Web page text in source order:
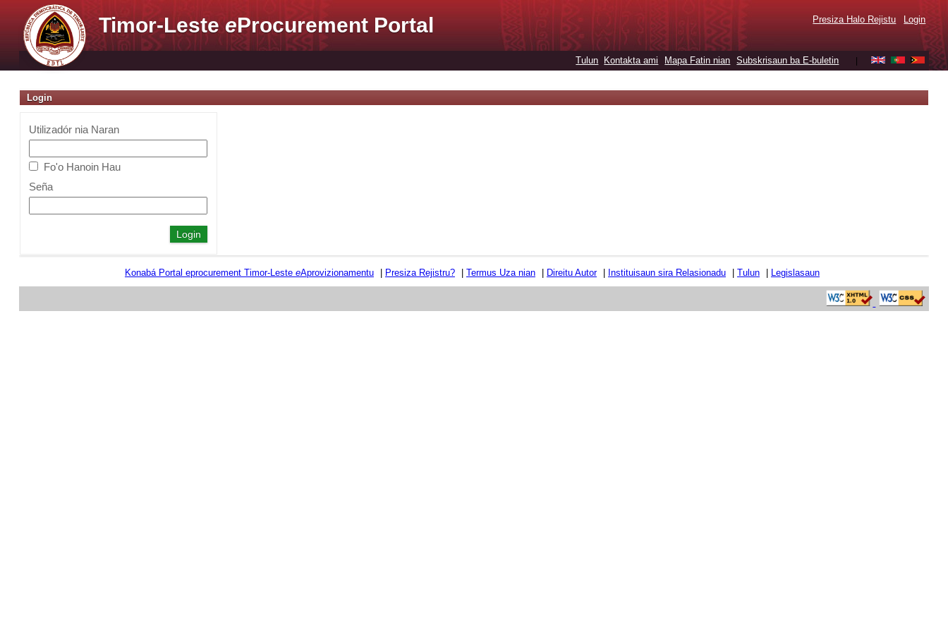
Timor-LesteeProcurement Portal Presiza Halo Rejistu Login
Tulun Kontakta ami Mapa Fatin nian Subskrisaun ba E-buletin
Login
Utilizadór nia Naran
Fo'o Hanoin Hau
Seña
Konabá Portal eprocurement Timor-Leste eAprovizionamentu Presiza Rejistru? Termus Uza nian Direitu Autor Instituisaun sira Relasionadu Tulun Legislasaun